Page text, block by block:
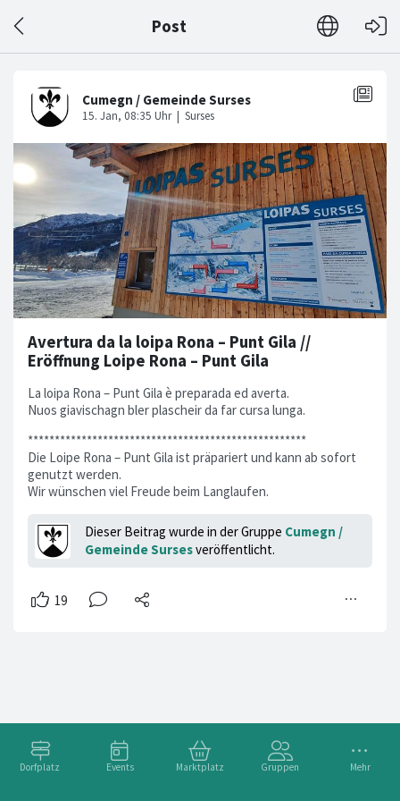
Post
Dorfplatz Events Marktplatz Gruppen Mehr
Avertura da la loipa Rona – Punt Gila //
Eröffnung Loipe Rona – Punt Gila
La loipa Rona – Punt Gila è preparada ed averta.
Nuos giavischagn bler plascheir da far cursa lunga.
****************************************************
Die Loipe Rona – Punt Gila ist präpariert und kann ab sofort
genutzt werden.
Wir wünschen viel Freude beim Langlaufen.
Dieser Beitrag wurde in der Gruppe Cumegn /
Gemeinde Sursesveröffentlicht.